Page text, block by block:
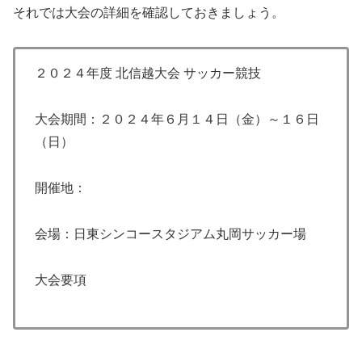
それでは大会の詳細を確認しておきましょう。
２０２４年度 北信越大会 サッカー競技
大会期間：２０２４年６月１４日（金）～１６日
（日）
開催地：
会場：日東シンコースタジアム丸岡サッカー場
大会要項